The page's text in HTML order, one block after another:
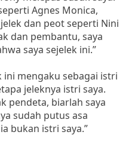
Agnes Monica,
dan peot seperti Nini
dan pembantu, saya
saya sejelek ini.”
ini mengaku sebagai istri
jeleknya istri saya.
pendeta, biarlah saya
sudah putus asa
bukan istri saya.”